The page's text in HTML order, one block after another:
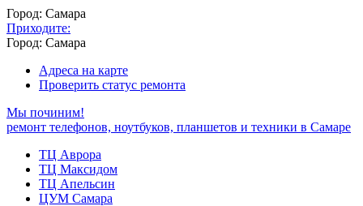
Город: Самара
Приходите:
Город: Самара
Адреса на карте
Проверить статус ремонта
Мы починим!
ремонт телефонов, ноутбуков, планшетов и техники в Самаре
ТЦ Аврора
ТЦ Максидом
ТЦ Апельсин
ЦУМ Самара